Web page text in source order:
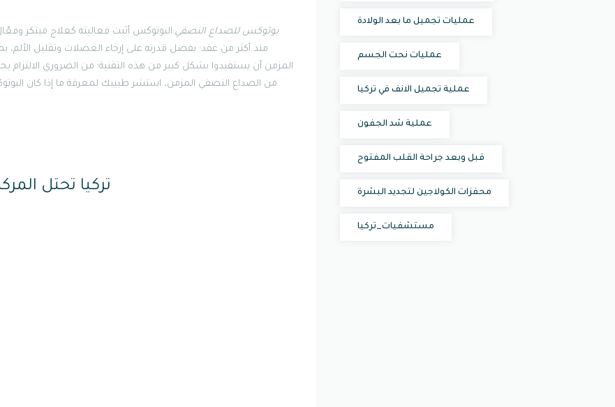
بوتوكس للصداع النصفي:البوتوكس أثبت فعاليته كعلاج مبتكر
من الصداع النصفي المزمن، استشر طبيبك لمعرفة ما إذا كان
تركيا تحتل
عمليات تجميل ما بعد الولادة
عمليات نحت الجسم
عملية تجميل الانف في تركيا
عملية شد الجفون
قبل وبعد جراحة القلب المفتوح
محفزات الكولاجين لتجديد البشرة
مستشفيات_تركيا